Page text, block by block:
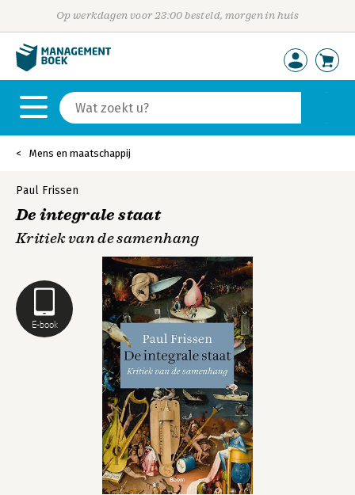
Op werkdagen voor 23:00 besteld, morgen in huis
Mens en maatschappij
E-book
Paul Frissen
De integrale staat
Kritiek van de samenhang